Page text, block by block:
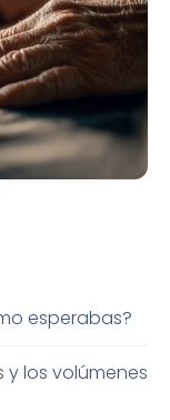
esperabas?
y los volúmenes